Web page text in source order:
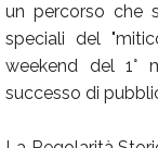
un percorso che
speciali del
weekend del 1°
successo di